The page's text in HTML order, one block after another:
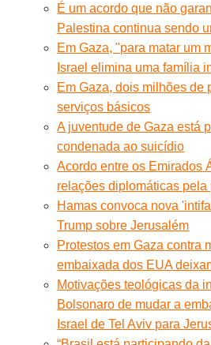
É um acordo que não
Palestina continua sendo
Em Gaza, "para matar um
Israel elimina uma família
Em Gaza, dois milhões de
serviços básicos
A juventude de Gaza está
condenada ao suicídio
Acordo entre os Emirados
relações diplomáticas
Hamas convoca nova
Trump sobre Jerusalém
Protestos em Gaza contra
embaixada dos EUA
Motivações teológicas da
Bolsonaro de mudar a
Israel de Tel Aviv para